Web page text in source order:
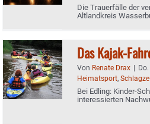
Die Trauerfälle der
Altlandkreis
Das Kajak-
Von Renate Drax |
Heimatsport,
Bei Edling: Kinder-
interessierten